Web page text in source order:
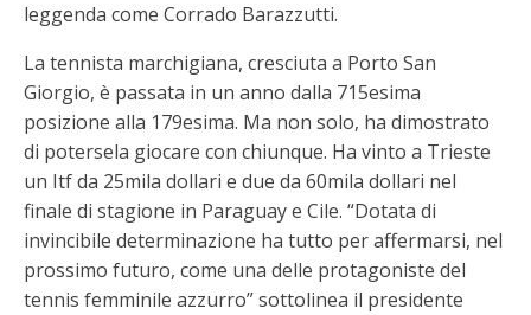
leggenda come Corrado Barazzutti.
La tennista marchigiana, cresciuta a Porto San
Giorgio, è passata in un anno dalla 715esima
posizione alla 179esima. Ma non solo, ha dimostrato
di potersela giocare con chiunque. Ha vinto a Trieste
un Itf da 25mila dollari e due da 60mila dollari nel
finale di stagione in Paraguay e Cile. “Dotata di
invincibile determinazione ha tutto per affermarsi, nel
prossimo futuro, come una delle protagoniste del
tennis femminile azzurro” sottolinea il presidente